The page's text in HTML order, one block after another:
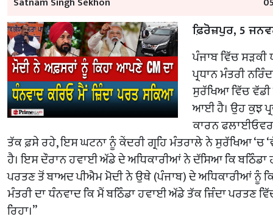
ਫ਼ਿਰੋਜ਼ਪੁਰ, 5
ਪੰਜਾਬ ਵਿੱਚ
ਪ੍ਰਧਾਨ ਮੰਤਰੀ
ਸੁਰੱਖਿਆ ਵਿੱਚ ਵੱਡੀ
ਆਈ ਹੈ। ਉਹ ਕੁਝ
ਕਾਰਨ ਫਲਾਈਓਵਰ
ਤੱਕ ਫ਼ਸੇ ਰਹੇ, ਇਸ ਘਟਨਾ ਨੂੰ ਕੇਂਦਰੀ ਗ੍ਰਹਿ ਮੰਤਰਾਲੇ ਨੇ ਸੁਰੱਖਿਆ ‘ਚ
ਹੈ। ਇਸ ਦੌਰਾਨ ਹਵਾਈ ਅੱਡੇ ਦੇ ਅਧਿਕਾਰੀਆਂ ਨੇ ਦੱਸਿਆ ਕਿ ਬਠਿੰਡਾ
ਪਰਤਣ ਤੋਂ ਬਾਅਦ ਪੀਐਮ ਮੋਦੀ ਨੇ ਉਥੇ (ਪੰਜਾਬ) ਦੇ ਅਧਿਕਾਰੀਆਂ ਨੂੰ
ਮੰਤਰੀ ਦਾ ਧੰਨਵਾਦ ਕਿ ਮੈਂ ਬਠਿੰਡਾ ਹਵਾਈ ਅੱਡੇ ਤੱਕ ਜ਼ਿੰਦਾ ਪਰਤਣ
ਰਿਹਾ।”